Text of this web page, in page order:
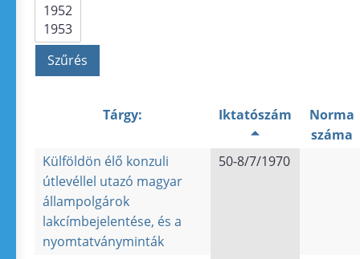
Tárgy: Iktatószám
Norma
száma
Külföldön élő konzuli
útlevéllel utazó magyar
állampolgárok
lakcímbejelentése, és a
nyomtatványminták
50-8/7/1970